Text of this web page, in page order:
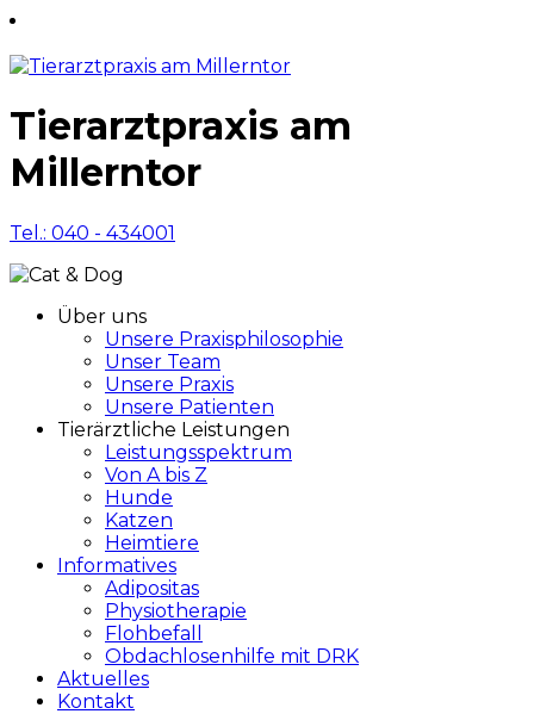
Tierarztpraxis am
Millerntor
Tel.: 040 - 434001
Über uns
Unsere Praxisphilosophie
Unser Team
Unsere Praxis
Unsere Patienten
Tierärztliche Leistungen
Leistungsspektrum
Von A bis Z
Hunde
Katzen
Heimtiere
Informatives
Adipositas
Physiotherapie
Flohbefall
Obdachlosenhilfe mit DRK
Aktuelles
Kontakt